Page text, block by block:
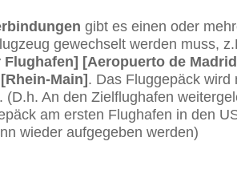
gibt es einen oder
gewechselt werden muss,
[Aeropuerto de
Main]. Das Fluggepäck wird
(D.h. An den Zielflughafen
am ersten Flughafen in den
wieder aufgegeben werden)